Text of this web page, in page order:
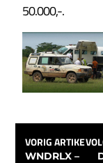
50.000,-.
VORIG ARTIKEL
WNDRLX –